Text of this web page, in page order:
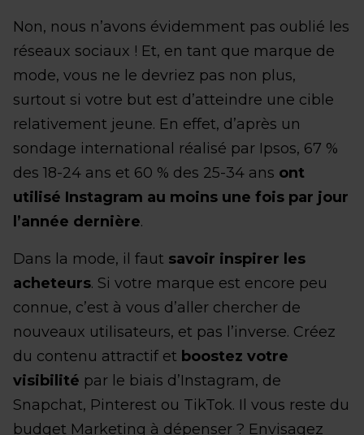
Non, nous n’avons évidemment pas oublié les
réseaux sociaux ! Et, en tant que marque de
mode, vous ne le devriez pas non plus,
surtout si votre but est d’atteindre une cible
relativement jeune. En effet, d’après un
sondage international réalisé par Ipsos, 67 %
des 18-24 ans et 60 % des 25-34 ans ont
utilisé Instagram au moins une fois par jour
l’année dernière.
Dans la mode, il faut savoir inspirer les
acheteurs. Si votre marque est encore peu
connue, c’est à vous d’aller chercher de
nouveaux utilisateurs, et pas l’inverse. Créez
du contenu attractif et boostez votre
visibilité par le biais d’Instagram, de
Snapchat, Pinterest ou TikTok. Il vous reste du
budget Marketing à dépenser ? Envisagez